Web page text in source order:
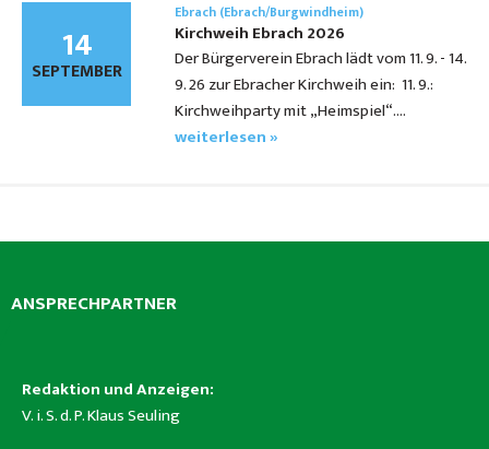
14
SEPTEMBER
Ebrach (Ebrach/Burgwindheim)
Kirchweih Ebrach 2026
Der Bürgerverein Ebrach lädt vom 11. 9. - 14.
9. 26 zur Ebracher Kirchweih ein: 11. 9.:
Kirchweihparty mit „Heimspiel“.…
weiterlesen »
ANSPRECHPARTNER
Redaktion und Anzeigen:
V. i. S. d. P. Klaus Seuling